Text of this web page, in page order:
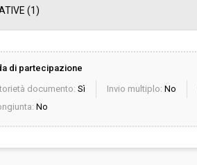
(1)
di partecipazione
documento: Sì Invio multiplo: No
No